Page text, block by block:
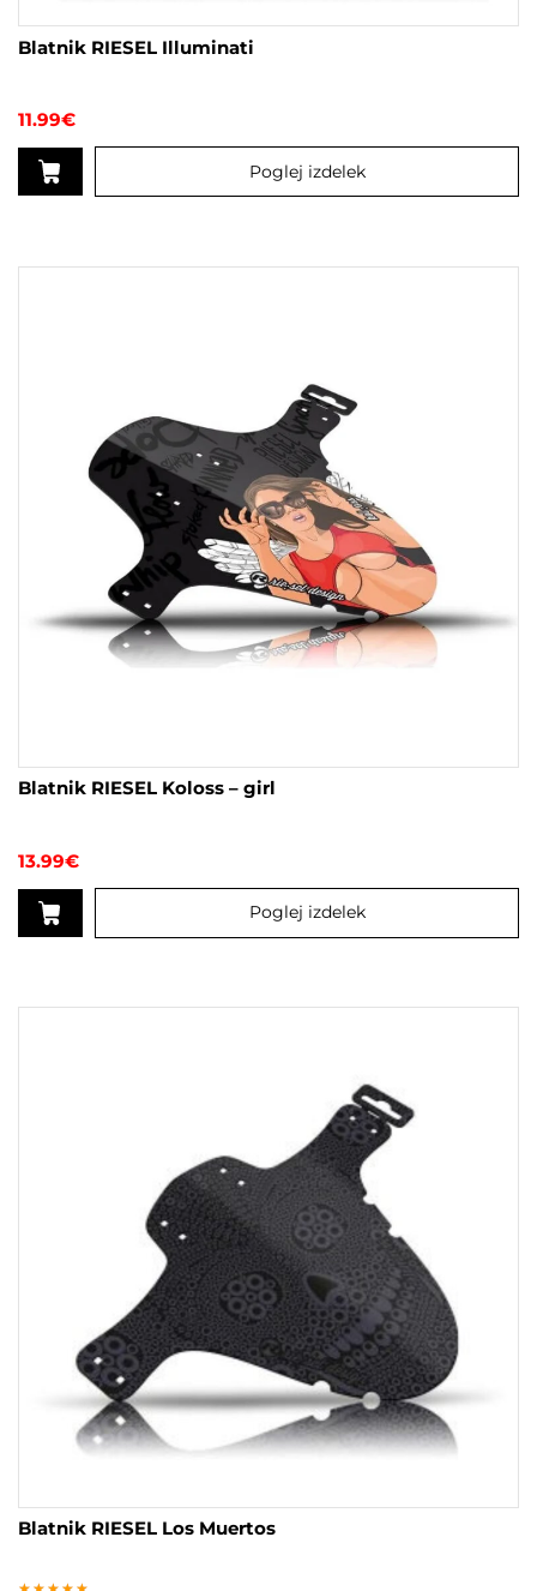
Blatnik RIESEL Illuminati
11.99€
Poglej izdelek
Blatnik RIESEL Koloss – girl
13.99€
Poglej izdelek
Blatnik RIESEL Los Muertos